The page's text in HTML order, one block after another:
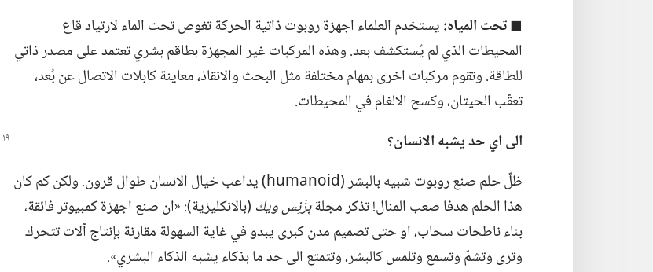
◼تحت المياه:‏يستخدم العلماء اجهزة روبوت ذاتية الحركة تغوص تحت الماء لارتياد قاع
المحيطات الذي لم يُستكشف بعد.‏ وهذه المركبات غير المجهزة بطاقم بشري تعتمد على مصدر ذاتي
للطاقة.‏ وتقوم مركبات اخرى بمهام مختلفة مثل البحث والانقاذ،‏ معاينة كابلات الاتصال عن بُعد،‏
تعقّب الحيتان،‏ وكسح الالغام في المحيطات.‏
الىايحد يشبه الانسان؟‏
ظلّ حلم صنع روبوت شبيه بالبشر (humanoid) يداعب خيال الانسان طوال قرون.‏ ولكن كم كان
هذا الحلم هدفا صعب المنال!‏ تذكر مجلةبِزْنِس ويك ‏(‏بالانكليزية)‏:‏ «ان صنع اجهزة كمبيوتر فائقة،‏
بناء ناطحات سحاب،‏ او حتى تصميم مدن كبرى يبدو في غاية السهولة مقارنة بإنتاج آلات تتحرك
وترى وتشمّ وتسمع وتلمس كالبشر،‏ وتتمتع الى حد ما بذكاء يشبه الذكاء البشري».‏